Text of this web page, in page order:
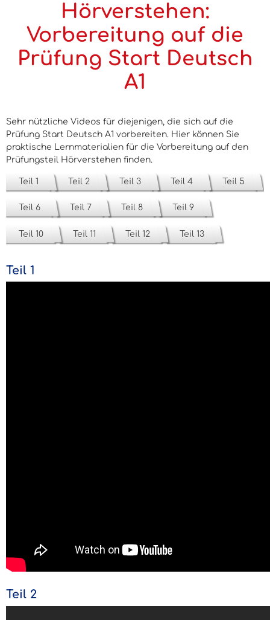
Hörverstehen:
Vorbereitung auf die
Prüfung Start Deutsch
A1
Sehr nützliche Videos für diejenigen, die sich auf die
Prüfung Start Deutsch A1 vorbereiten. Hier können Sie
praktische Lernmaterialien für die Vorbereitung auf den
Prüfungsteil Hörverstehen finden.
Teil 1 Teil 2 Teil 3 Teil 4 Teil 5
Teil 6 Teil 7 Teil 8 Teil 9
Teil 10 Teil 11 Teil 12 Teil 13
Teil 1
Teil 2